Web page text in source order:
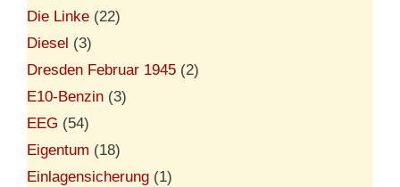
Die Linke (22)
Diesel (3)
Dresden Februar 1945 (2)
E10-Benzin (3)
EEG (54)
Eigentum (18)
Einlagensicherung (1)